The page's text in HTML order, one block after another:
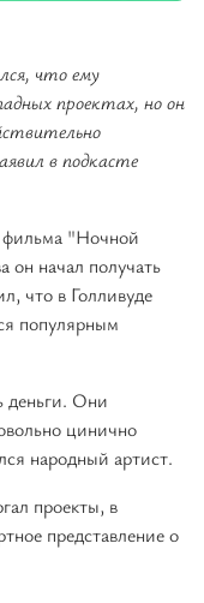
что ему
проектах, но он
в подкасте
фильма "Ночной
он начал получать
что в Голливуде
популярным
деньги. Они
цинично
народный артист.
проекты, в
представление о